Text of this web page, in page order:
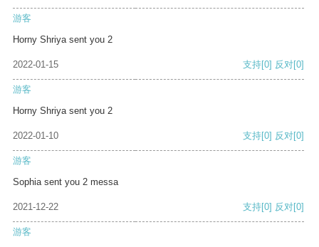
游客
Horny Shriya sent you 2
2022-01-15 支持[0] 反对[0]
游客
Horny Shriya sent you 2
2022-01-10 支持[0] 反对[0]
游客
Sophia sent you 2 messa
2021-12-22 支持[0] 反对[0]
游客